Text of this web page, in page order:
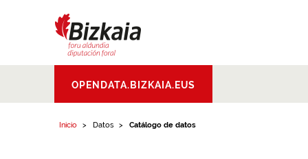
Aldundia.Diputacion
Foral de Bizkaia
OPENDATA.BIZKAIA.EUS
Inicio Datos Catálogo de datos